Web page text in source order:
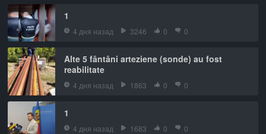
1
4 дня назад 3246 0 0
Alte 5 fântâni arteziene (sonde) au fost
reabilitate
4 дня назад 1863 0 0
1
4 дня назад 1683 0 0